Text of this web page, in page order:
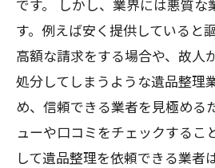
です。 しかし、業界には悪質な
す。例えば安く提供していると
高額な請求をする場合や、故人
処分してしまうような遺品整理
め、信頼できる業者を見極める
ューや口コミをチェックするこ
して遺品整理を依頼できる業者